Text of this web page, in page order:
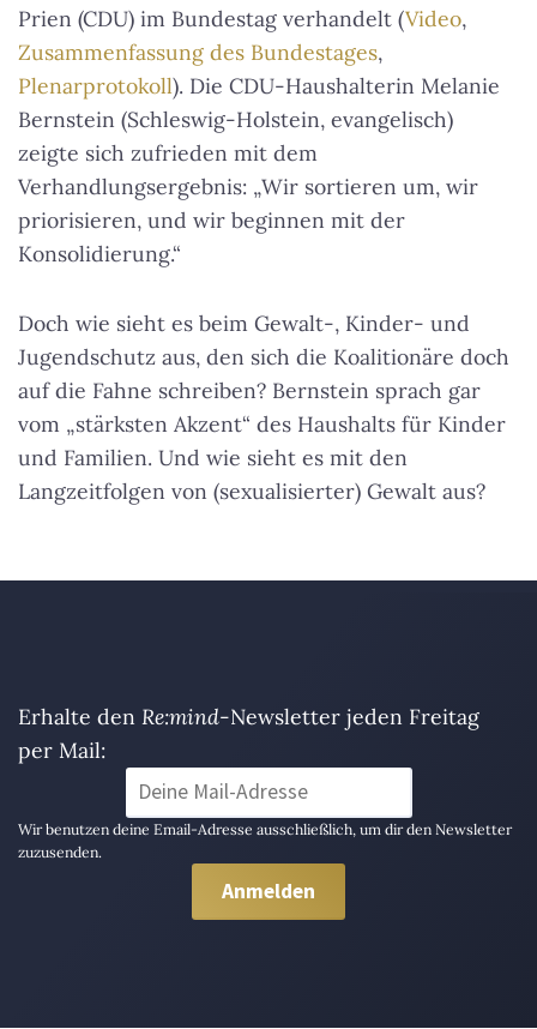
Prien (CDU) im Bundestag verhandelt (Video,
Zusammenfassung des Bundestages,
Plenarprotokoll). Die CDU-Haushalterin Melanie
Bernstein (Schleswig-Holstein, evangelisch)
zeigte sich zufrieden mit dem
Verhandlungsergebnis: „Wir sortieren um, wir
priorisieren, und wir beginnen mit der
Konsolidierung.“
Doch wie sieht es beim Gewalt-, Kinder- und
Jugendschutz aus, den sich die Koalitionäre doch
auf die Fahne schreiben? Bernstein sprach gar
vom „stärksten Akzent“ des Haushalts für Kinder
und Familien. Und wie sieht es mit den
Langzeitfolgen von (sexualisierter) Gewalt aus?
Erhalte den Re:mind-Newsletter jeden Freitag
per Mail:
Wir benutzen deine Email-Adresse ausschließlich, um dir den Newsletter
zuzusenden.